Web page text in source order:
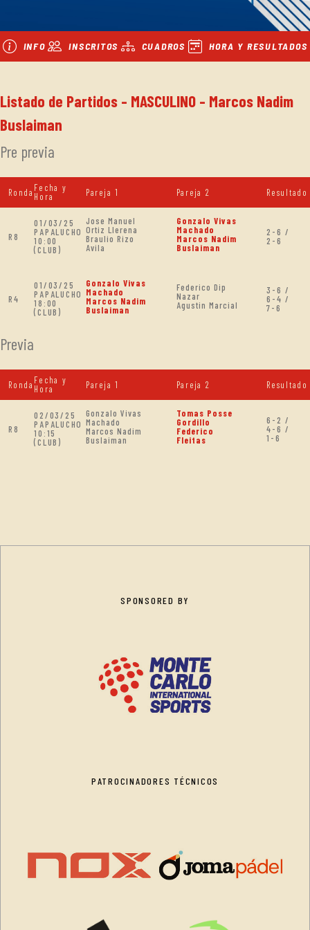
INFO INSCRITOS CUADROS HORA Y RESULTADOS
Listado de Partidos - MASCULINO - Marcos Nadim
Buslaiman
Pre previa
Ronda Fecha y
Hora
Pareja 1 Pareja 2 Resultado
R8
01/03/25
PAPALUCHO
10:00
(CLUB)
Jose Manuel
Ortiz Llerena
Braulio Rizo
Avila
Gonzalo Vivas
Machado
Marcos Nadim
Buslaiman
2-6 /
2-6
R4
01/03/25
PAPALUCHO
18:00
(CLUB)
Gonzalo Vivas
Machado
Marcos Nadim
Buslaiman
Federico Dip
Nazar
Agustin Marcial
3-6 /
6-4 /
7-6
Previa
Ronda Fecha y
Hora
Pareja 1 Pareja 2 Resultado
R8
02/03/25
PAPALUCHO
10:15
(CLUB)
Gonzalo Vivas
Machado
Marcos Nadim
Buslaiman
Tomas Posse
Gordillo
Federico
Fleitas
6-2 /
4-6 /
1-6
SPONSORED BY
PATROCINADORES TÉCNICOS